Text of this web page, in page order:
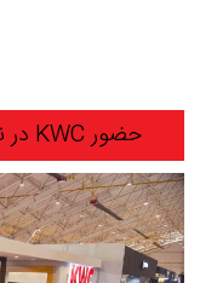
حضور KWC در نمایشگاه صنعت ساختمان شیراز